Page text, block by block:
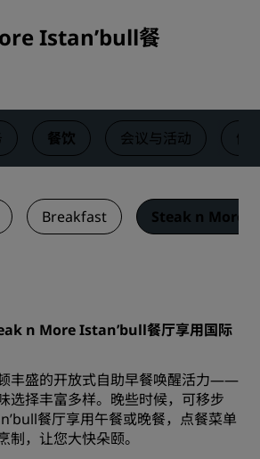
Istan’bull餐
餐饮 会议与活动 健
Breakfast Steak n More
n More Istan’bull餐厅享用国际
丰盛的开放式自助早餐唤醒活力——
选择丰富多样。晚些时候，可移步
餐厅享用午餐或晚餐，点餐菜单
制，让您大快朵颐。